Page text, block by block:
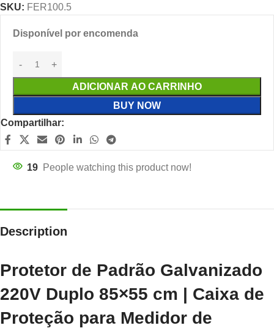
SKU: FER100.5
Disponível por encomenda
ADICIONAR AO CARRINHO
BUY NOW
Compartilhar:
19 People watching this product now!
Description
Protetor de Padrão Galvanizado
220V Duplo 85×55 cm | Caixa de
Proteção para Medidor de